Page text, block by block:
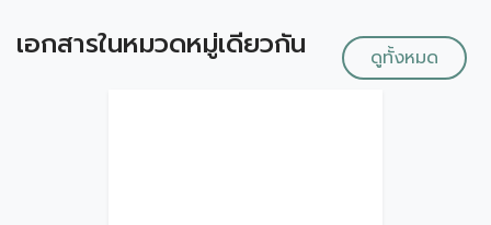
เอกสารในหมวดหมู่เดียวกัน ดูทั้งหมด